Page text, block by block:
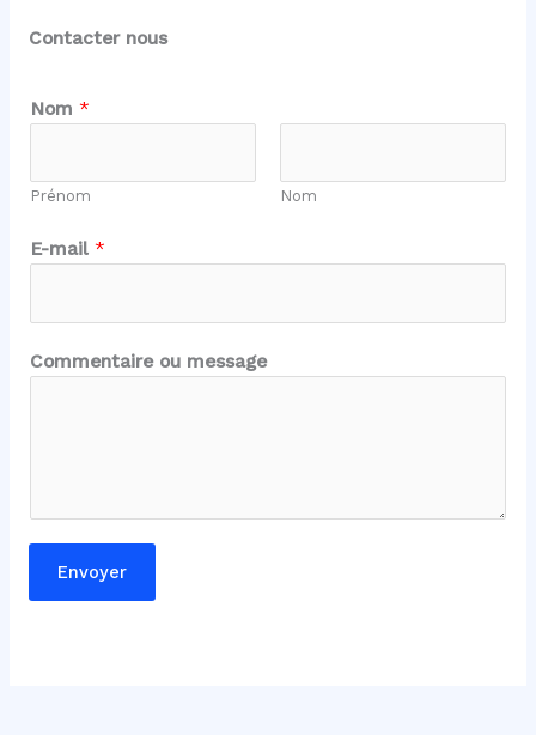
Contacter nous
Nom *
Prénom Nom
E
-
a
i
l
m
m
E-mail *
Commentaire ou message
Envoyer